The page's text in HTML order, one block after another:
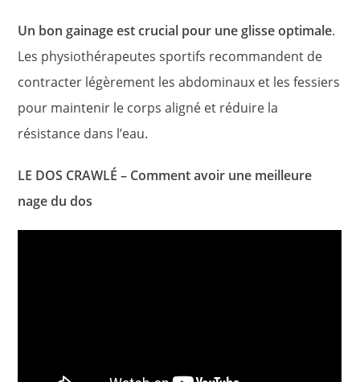
Un bon gainage est crucial pour une glisse optimale.
Les physiothérapeutes sportifs recommandent de
contracter légèrement les abdominaux et les fessiers
pour maintenir le corps aligné et réduire la
résistance dans l’eau.
LE DOS CRAWLÉ – Comment avoir une meilleure
nage du dos